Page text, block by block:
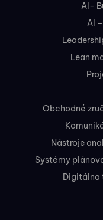
AI-
AI
Lean
Obchodné
Nástroje
Systémy
Digitálna